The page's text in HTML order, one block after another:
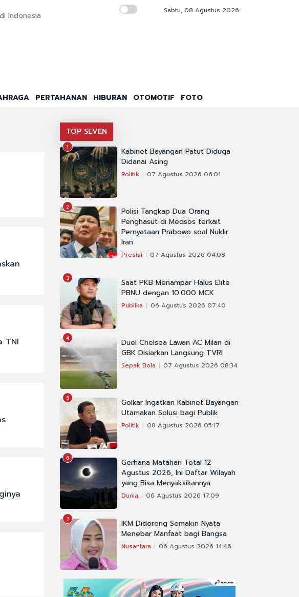
Indonesia 1,49 Juta Penerima Bansos Terindikasi
Sabtu, 08 Agustus 2026
PERTAHANAN HIBURAN OTOMOTIF FOTO
TNI
TOP SEVEN
1
Kabinet Bayangan Patut Diduga
Didanai Asing
Politik 07 Agustus 2026 06:01
2
Polisi Tangkap Dua Orang
Penghasut di Medsos terkait
Pernyataan Prabowo soal Nuklir
Iran
Presisi 07 Agustus 2026 04:08
3
Saat PKB Menampar Halus Elite
PBNU dengan 10.000 MCK
Publika 06 Agustus 2026 07:40
4
Duel Chelsea Lawan AC Milan di
GBK Disiarkan Langsung TVRI
Sepak Bola 07 Agustus 2026 08:34
5
Golkar Ingatkan Kabinet Bayangan
Utamakan Solusi bagi Publik
Politik 08 Agustus 2026 05:17
6
Gerhana Matahari Total 12
Agustus 2026, Ini Daftar Wilayah
yang Bisa Menyaksikannya
Dunia 06 Agustus 2026 17:09
7
IKM Didorong Semakin Nyata
Menebar Manfaat bagi Bangsa
Nusantara 06 Agustus 2026 14:46